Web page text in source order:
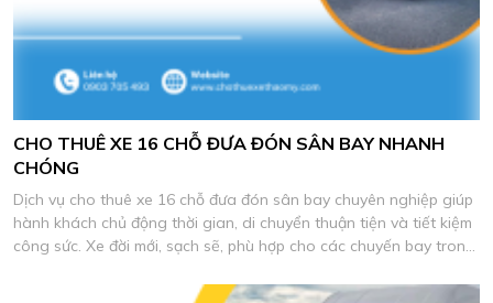
CHO THUÊ XE 16 CHỖ ĐƯA ĐÓN SÂN BAY NHANH
CHÓNG
Dịch vụ cho thuê xe 16 chỗ đưa đón sân bay chuyên nghiệp giúp
hành khách chủ động thời gian, di chuyển thuận tiện và tiết kiệm
công sức. Xe đời mới, sạch sẽ, phù hợp cho các chuyến bay trong